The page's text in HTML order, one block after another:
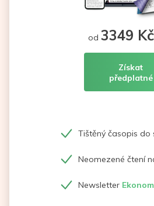
od 3349 Kč
Získat
předplatné
Tištěný časopis do
Neomezené čtení
Newsletter